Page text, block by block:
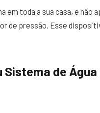
em toda a sua casa, e não
de pressão. Esse
Sistema de Água